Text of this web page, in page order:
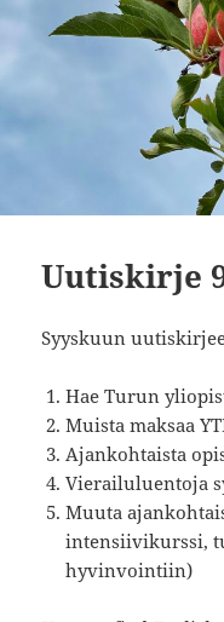
Uutiskirje
Syyskuun
Hae Turun
Muista maksaa
Ajankohtaista
Vierailuluentoja
Muuta
intensiivikurssi,
hyvinvointiin)